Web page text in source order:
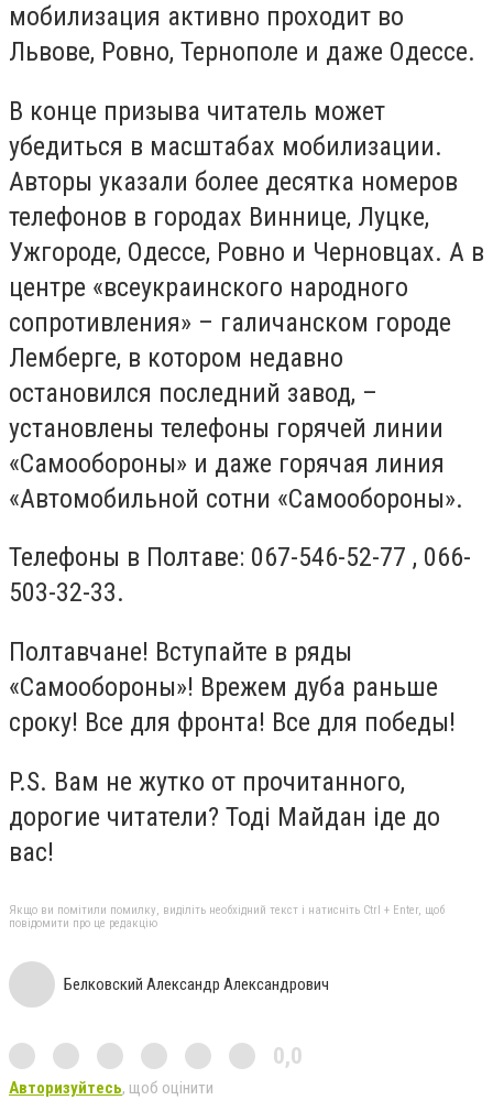
мобилизация активно проходит во
Львове, Ровно, Тернополе и даже Одессе.
В конце призыва читатель может
убедиться в масштабах мобилизации.
Авторы указали более десятка номеров
телефонов в городах Виннице, Луцке,
Ужгороде, Одессе, Ровно и Черновцах. А в
центре «всеукраинского народного
сопротивления» – галичанском городе
Лемберге, в котором недавно
остановился последний завод, –
установлены телефоны горячей линии
«Самообороны» и даже горячая линия
«Автомобильной сотни «Самообороны».
Телефоны в Полтаве: 067-546-52-77 , 066-
503-32-33.
Полтавчане! Вступайте в ряды
«Самообороны»! Врежем дуба раньше
сроку! Все для фронта! Все для победы!
P.S. Вам не жутко от прочитанного,
дорогие читатели? Тоді Майдан іде до
вас!
Якщо ви помітили помилку, виділіть необхідний текст і натисніть Ctrl + Enter, щоб
повідомити про це редакцію
Белковский Александр Александрович
0,0
Авторизуйтесь, щоб оцінити